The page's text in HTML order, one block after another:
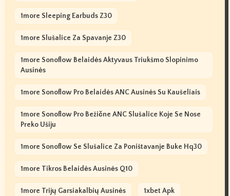
1more Sleeping Earbuds Z30
1more Slušalice Za Spavanje Z30
1more Sonoflow Belaidės Aktyvaus Triukšmo Slopinimo
Ausinės
1more Sonoflow Pro Belaidės ANC Ausinės Su Kaušeliais
1more Sonoflow Pro Bežične ANC Slušalice Koje Se Nose
Preko Ušiju
1more Sonoflow Se Slušalice Za Poništavanje Buke Hq30
1more Tikros Belaidės Ausinės Q10
1more Trijų Garsiakalbių Ausinės 1xbet Apk